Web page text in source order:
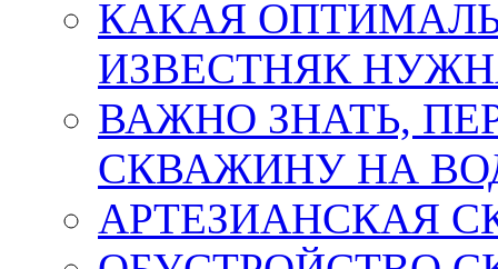
КАКАЯ
ИЗВЕСТНЯК
ВАЖНО ЗНАТЬ,
СКВАЖИНУ НА
АРТЕЗИАНСКАЯ